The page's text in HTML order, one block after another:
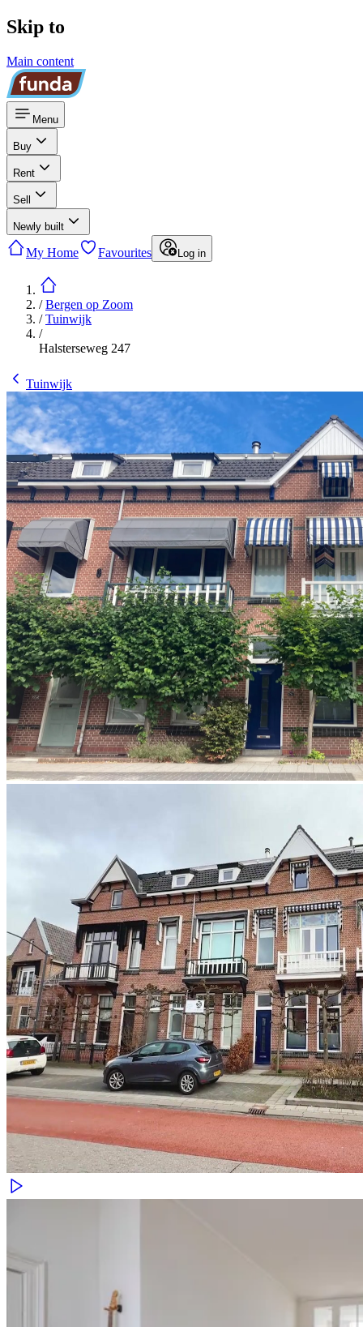
Skip to
Main content
Menu
Buy
Rent
Sell
Newly built
My Home Favourites Log in
/Bergen op Zoom
/Tuinwijk
/
Halsterseweg 247
Tuinwijk